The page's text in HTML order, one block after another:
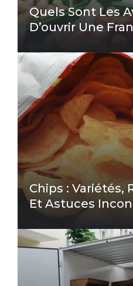
Quels Sont Les
D’ouvrir Une
Chips : Variétés,
Et Astuces